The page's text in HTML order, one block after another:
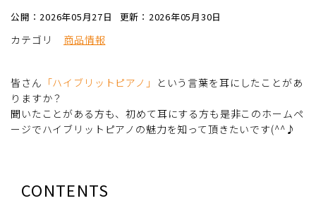
公開：2026年05月27日 更新：2026年05月30日
カテゴリ 商品情報
皆さん 「ハイブリットピアノ」
という言葉を耳にしたことがあ
りますか？
聞いたことがある方も、初めて耳にする方も是非このホームペ
ージでハイブリットピアノの魅力を知って頂きたいです(^^♪
CONTENTS